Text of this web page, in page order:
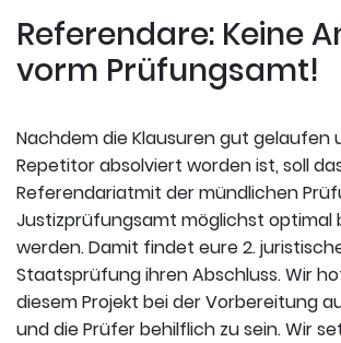
Datenbank finden. Hier
registrieren und die
abrufen.
Referendare: Keine
vorm Prüfungsamt!
Nachdem die Klausuren gut gelaufen
Repetitor absolviert worden ist, soll
Referendariatmit der mündlichen
Justizprüfungsamt möglichst optimal
werden. Damit findet eure 2.
Staatsprüfung ihren Abschluss. Wir
diesem Projekt bei der Vorbereitung
und die Prüfer behilflich zu sein. Wir